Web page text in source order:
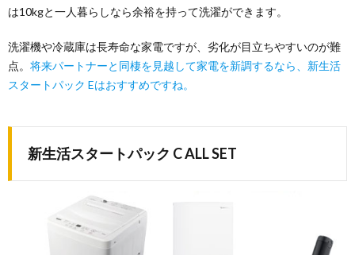
は10kgと一人暮らしなら余裕を持って洗濯ができます。
洗濯機や冷蔵庫は長寿命な家電ですが、劣化が目立ちやすいのが難
点。 将来パートナーと同棲を見越して家電を新調するなら、新生活
スタートパック Eはおすすめですね。
新生活スタートパック C ALL SET